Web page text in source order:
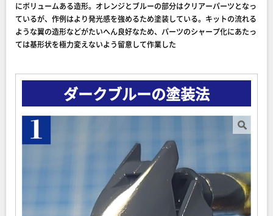
にボリュームある造形。オレンジとブルーの部分はクリアーパーツとなっ
ているが、作例はより発光感を強めるため塗装している。キットの流れる
ような翼の造形などがたいへん良好なため、パーツのシャープ化にあたっ
ては基形状を極力変えないよう留意して作業した
ダークブルーの塗装法